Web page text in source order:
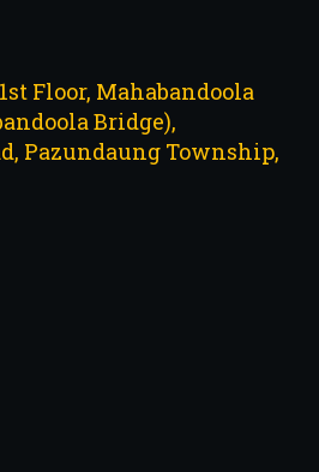
Floor, Mahabandoola
Bridge),
Pazundaung Township,